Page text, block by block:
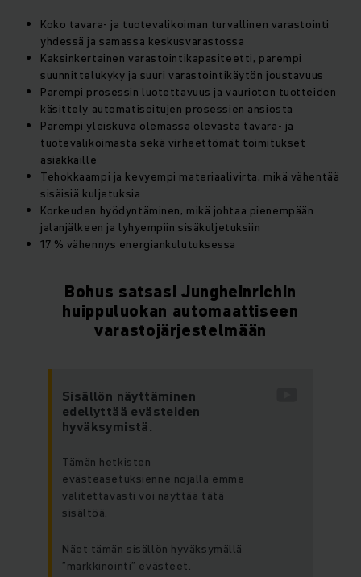
Koko tavara- ja tuotevalikoiman turvallinen varastointi
yhdessä ja samassa keskusvarastossa
Kaksinkertainen varastointikapasiteetti, parempi
suunnittelukyky ja suuri varastointikäytön joustavuus
Parempi prosessin luotettavuus ja vaurioton tuotteiden
käsittely automatisoitujen prosessien ansiosta
Parempi yleiskuva olemassa olevasta tavara- ja
tuotevalikoimasta sekä virheettömät toimitukset
asiakkaille
Tehokkaampi ja kevyempi materiaalivirta, mikä vähentää
sisäisiä kuljetuksia
Korkeuden hyödyntäminen, mikä johtaa pienempään
jalanjälkeen ja lyhyempiin sisäkuljetuksiin
17 % vähennys energiankulutuksessa
Bohus satsasi Jungheinrichin
huippuluokan automaattiseen
varastojärjestelmään
Sisällön näyttäminen
edellyttää evästeiden
hyväksymistä.
Tämän hetkisten
evästeasetuksienne nojalla emme
valitettavasti voi näyttää tätä
sisältöä.
Näet tämän sisällön hyväksymällä
”markkinointi” evästeet.